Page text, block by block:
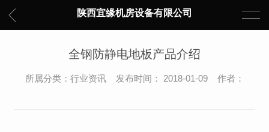
陕西宜缘机房设备有限公司
全钢防静电地板产品介绍
所属分类：行业资讯 发布时间： 2018-01-09 作者：